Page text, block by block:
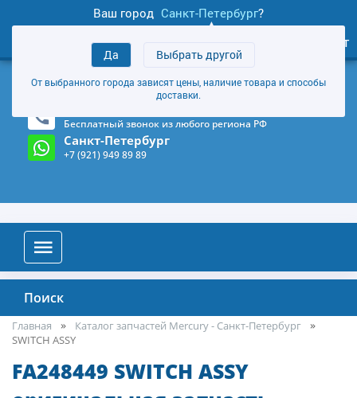
Ваш город Санкт-Петербург?
Да Выбрать другой
От выбранного города зависят цены, наличие товара и способы
доставки.
товаров
Личный кабинет
+7 (921) 949 89 89
Магазин и склад в Санкт-Петербурге (Карта)
Бесплатный звонок из любого региона РФ
Санкт-Петербург
+7 (921) 949 89 89
Поиск
Главная
Каталог запчастей Mercury - Санкт-Петербург
SWITCH ASSY
FA248449 SWITCH ASSY